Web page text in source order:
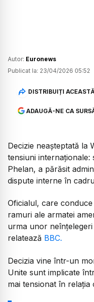
Autor: Euronews
Publicat la: 23/04/2026 05:52
DISTRIBUIȚI
ADAUGĂ-NE CA
Decizie neașteptată la
tensiuni
Phelan, a părăsit
dispute interne în
Oficialul, care
ramuri ale armatei
urma unor
relatează BBC.
Decizia vine într-un
Unite sunt implicate
mai tensionat în relația